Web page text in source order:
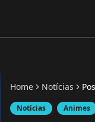
Home Notícias
Notícias Animes